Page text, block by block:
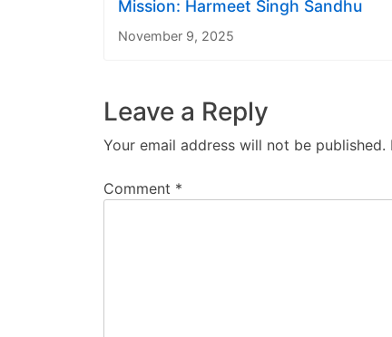
Mission: Harmeet Singh Sandhu
November 9, 2025
Leave a Reply
Your email address will not be published.
Comment *